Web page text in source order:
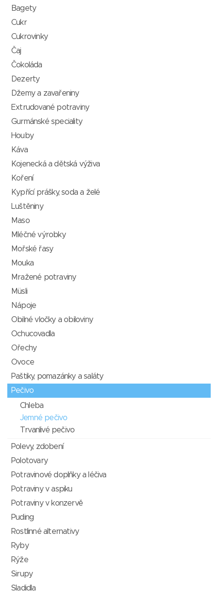
Bagety
Cukr
Cukrovinky
Čaj
Čokoláda
Dezerty
Džemy a zavařeniny
Extrudované potraviny
Gurmánské speciality
Houby
Káva
Kojenecká a dětská výživa
Koření
Kypřící prášky, soda a želé
Luštěniny
Maso
Mléčné výrobky
Mořské řasy
Mouka
Mražené potraviny
Müsli
Nápoje
Obilné vločky a obiloviny
Ochucovadla
Ořechy
Ovoce
Paštiky, pomazánky a saláty
Pečivo
Chleba
Jemné pečivo
Trvanlivé pečivo
Polevy, zdobení
Polotovary
Potravinové doplňky a léčiva
Potraviny v aspiku
Potraviny v konzervě
Puding
Rostlinné alternativy
Ryby
Rýže
Sirupy
Sladidla